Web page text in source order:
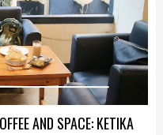
AND SPACE: KETIKA